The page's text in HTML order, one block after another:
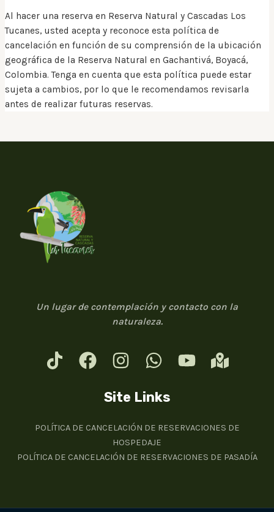
Al hacer una reserva en Reserva Natural y Cascadas Los
Tucanes, usted acepta y reconoce esta política de
cancelación en función de su comprensión de la ubicación
geográfica de la Reserva Natural en Gachantivá, Boyacá,
Colombia. Tenga en cuenta que esta política puede estar
sujeta a cambios, por lo que le recomendamos revisarla
antes de realizar futuras reservas.
Un lugar de contemplación y contacto con la
naturaleza.
Site Links
POLÍTICA DE CANCELACIÓN DE RESERVACIONES DE
HOSPEDAJE
POLÍTICA DE CANCELACIÓN DE RESERVACIONES DE PASADÍA